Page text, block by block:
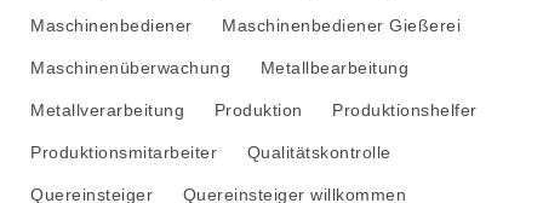
Maschinenbediener Maschinenbediener Gießerei
Maschinenüberwachung Metallbearbeitung
Metallverarbeitung Produktion Produktionshelfer
Produktionsmitarbeiter Qualitätskontrolle
Quereinsteiger Quereinsteiger willkommen